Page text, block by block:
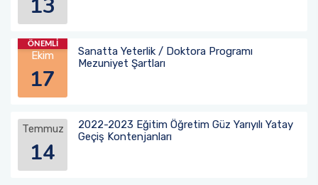
13
Ekim
17
Sanatta Yeterlik / Doktora Programı
Mezuniyet Şartları
ÖNEMLİ
Temmuz
14
2022-2023 Eğitim Öğretim Güz Yarıyılı Yatay
Geçiş Kontenjanları
Sinema TV Anasanat Dalı
Sanat Kuramları ve Eleştirisi Anabilim Dalı
Halı-Kilim ve Eski Kumaş Desenleri Anasanat
Tekstil ve Moda Tasarımı Anabilim Dalı
Ders Bilgi Paketi
Sanat Eserleri Arşivleme Komisyonu
Burs ve Sosyal Hizmetler Komisyonu